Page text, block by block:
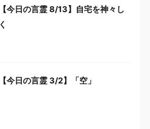
【今日の言霊 8/13】自宅を神々し
く
【今日の言霊 3/2】「空」